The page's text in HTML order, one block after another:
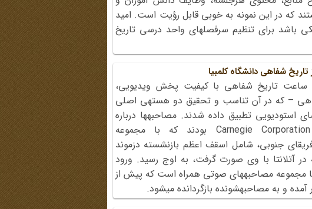
که در این نمونه به خوبی قابل رؤیت است. امید
باشد برای تنظیم سرفصل‏های واحد درسی تاریخ
شفاهی دانشگاه کلمبیا
در 15 سال گذشته، 500 ساعت تاریخ شفاهی با کیفیت پخش ویدیویی،
– که در آن تناسب و تحقیق دو هسته‏ی اصلی
استودیویی تطبیق داده شدند. مصاحبه‏ها درباره
تاریخ شرکت کارنگی Carnegie Corporation بودند که با مجموعه
جنوبی، شامل اسقف اعظم بازنشسته دزموند
آتلانتا با وی صورت گرفت، به اوج رسید. ورود
مجموعه مصاحبه‏های صوتی همراه است که پیش از
و به مصاحبه‏شونده بازگردانده می‏شود.